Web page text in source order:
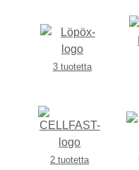
3 tuotetta
2 tuotetta